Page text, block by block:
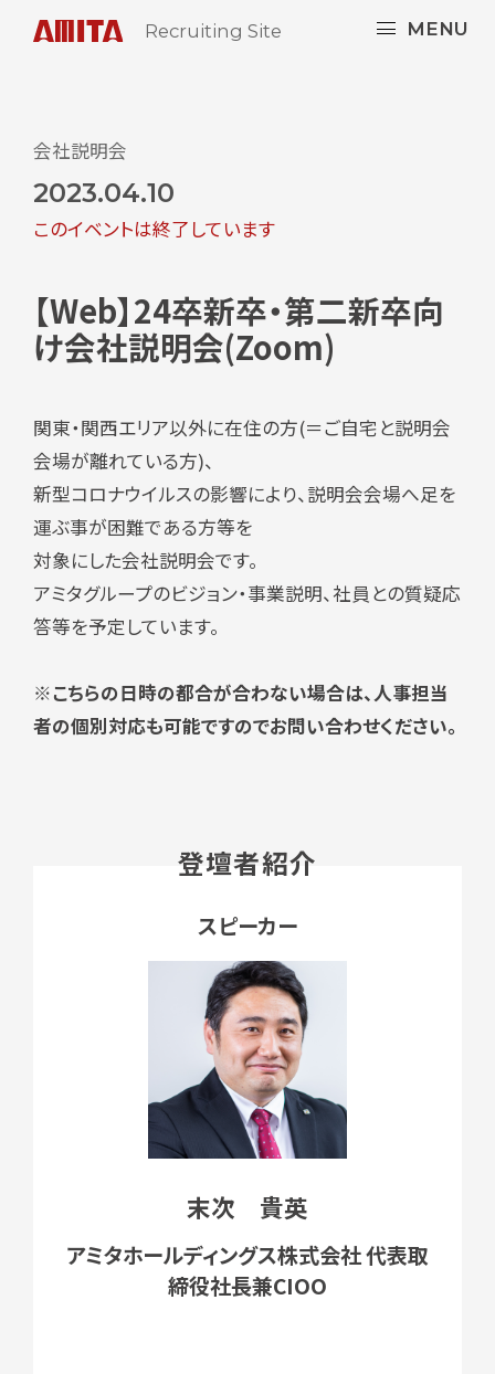
Recruiting Site MENU
会社説明会
【Web】24卒新卒・第二新卒向
け会社説明会(Zoom)
2023.04.10
このイベントは終了しています
関東・関西エリア以外に在住の方(＝ご自宅と説明会
会場が離れている方)、
新型コロナウイルスの影響により、説明会会場へ足を
運ぶ事が困難である方等を
対象にした会社説明会です。
アミタグループのビジョン・事業説明、社員との質疑応
答等を予定しています。
※こちらの日時の都合が合わない場合は、人事担当
者の個別対応も可能ですのでお問い合わせください。
登壇者紹介
スピーカー
末次 貴英
アミタホールディングス株式会社 代表取
締役社長兼CIOO